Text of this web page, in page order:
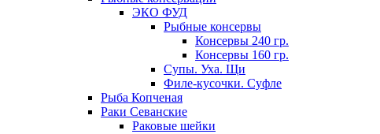
ЭКО ФУД
Рыбные консервы
Консервы 240 гр.
Консервы 160 гр.
Супы. Уха. Щи
Филе-кусочки. Суфле
Рыба Копченая
Раки Севанские
Раковые шейки